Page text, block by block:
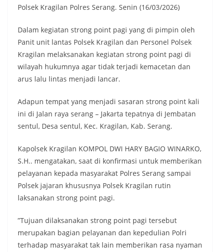
Polsek Kragilan Polres Serang. Senin (16/03/2026)
Dalam kegiatan strong point pagi yang di pimpin oleh
Panit unit lantas Polsek Kragilan dan Personel Polsek
Kragilan melaksanakan kegiatan strong point pagi di
wilayah hukumnya agar tidak terjadi kemacetan dan
arus lalu lintas menjadi lancar.
Adapun tempat yang menjadi sasaran strong point kali
ini di Jalan raya serang – Jakarta tepatnya di Jembatan
sentul, Desa sentul, Kec. Kragilan, Kab. Serang.
Kapolsek Kragilan KOMPOL DWI HARY BAGIO WINARKO,
S.H.. mengatakan, saat di konfirmasi untuk memberikan
pelayanan kepada masyarakat Polres Serang sampai
Polsek jajaran khususnya Polsek Kragilan rutin
laksanakan strong point pagi.
”Tujuan dilaksanakan strong point pagi tersebut
merupakan bagian pelayanan dan kepedulian Polri
terhadap masyarakat tak lain memberikan rasa nyaman